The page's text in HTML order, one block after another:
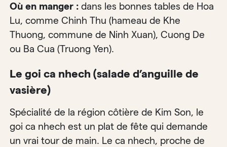
Où en manger : dans les bonnes tables de Hoa
Lu, comme Chinh Thu (hameau de Khe
Thuong, commune de Ninh Xuan), Cuong De
ou Ba Cua (Truong Yen).
Le goi ca nhech (salade d’anguille de
vasière)
Spécialité de la région côtière de Kim Son, le
goi ca nhech est un plat de fête qui demande
un vrai tour de main. Le ca nhech, proche de